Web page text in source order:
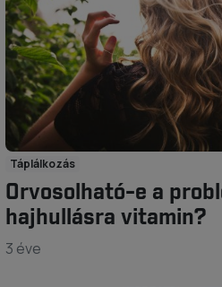
Táplálkozás
Orvosolható-e a
hajhullásra vitamin?
3 éve